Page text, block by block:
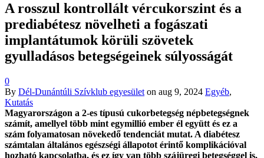
A rosszul kontrollált vércukorszint és a
prediabétesz növelheti a fogászati
implantátumok körüli szövetek
gyulladásos betegségeinek súlyosságát
0
By Dél-Dunántúli Szívklub egyesület on aug 9, 2024 Egyéb,
Kutatás
Magyarországon a 2-es típusú cukorbetegség népbetegségnek
számít, amellyel több mint egymillió ember él együtt és ez a
szám folyamatosan növekedő tendenciát mutat. A diabétesz
számtalan általános egészségi állapotot érintő komplikációval
hozható kapcsolatba, és ez így van több szájüregi betegséggel is,